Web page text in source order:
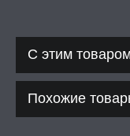
С этим
Похожие